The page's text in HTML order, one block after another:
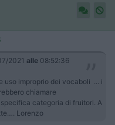
2021 alle 08:52:36
uso improprio dei vocaboli ... i
chiamare
categoria di fruitori. A
Lorenzo